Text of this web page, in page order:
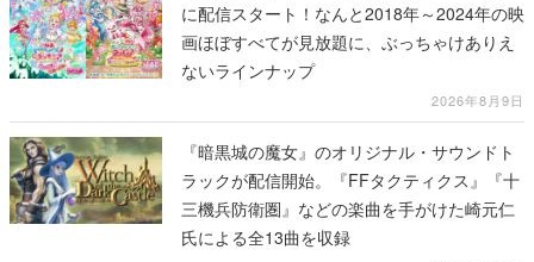
に配信スタート！なんと2018年～2024年の映
画ほぼすべてが見放題に、ぶっちゃけありえ
ないラインナップ
2026年8月9日
『暗黒城の魔女』のオリジナル・サウンドト
ラックが配信開始。『FFタクティクス』『十
三機兵防衛圏』などの楽曲を手がけた崎元仁
氏による全13曲を収録